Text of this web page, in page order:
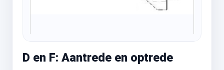
D en F: Aantrede en optrede